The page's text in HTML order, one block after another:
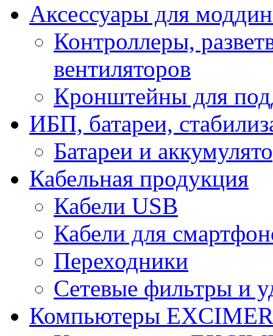
Аксессуары для
Контроллеры,
вентиляторов
Кронштейны для
ИБП, батареи,
Батареи и
Кабельная продукция
Кабели USB
Кабели для
Переходники
Сетевые фильтры и
Компьютеры